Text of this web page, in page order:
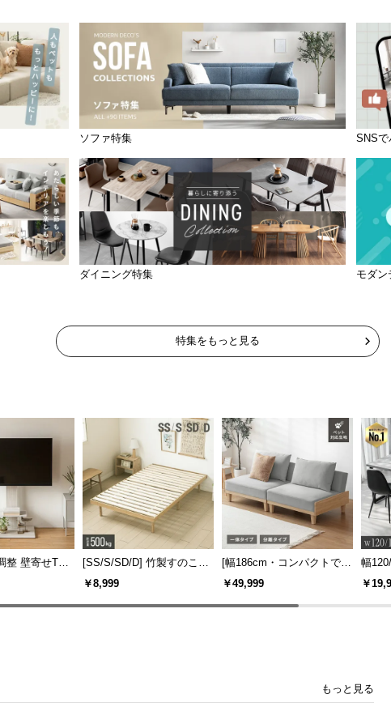
ソファ特集 SNSで
ダイニング特集 モダン
特集をもっと見る
整 壁寄せTV
スター付き
[SS/S/SD/D] 竹製すのこベ
ッド
￥8,999
[幅186cm・コンパクトでも
広々] 3人掛けソファベッド
ーム 北欧
￥49,999
幅
ック
￥
もっと見る